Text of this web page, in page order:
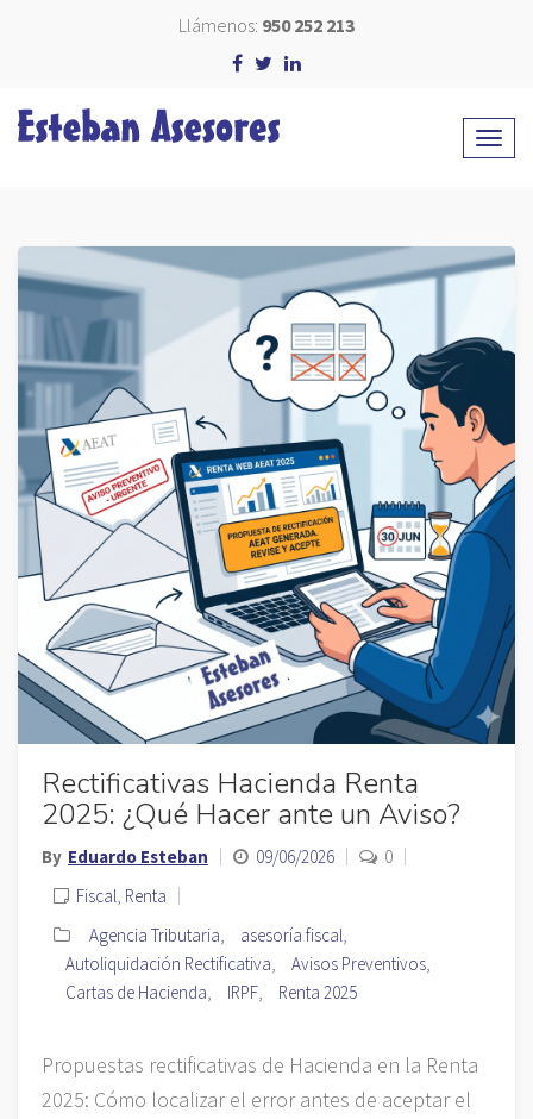
Llámenos: 950 252 213
Rectificativas Hacienda Renta
2025: ¿Qué Hacer ante un Aviso?
By Eduardo Esteban 09/06/2026
0
Fiscal, Renta
Agencia Tributaria, asesoría fiscal,
Autoliquidación Rectificativa, Avisos Preventivos,
Cartas de Hacienda, IRPF, Renta 2025
Propuestas rectificativas de Hacienda en la Renta
2025: Cómo localizar el error antes de aceptar el